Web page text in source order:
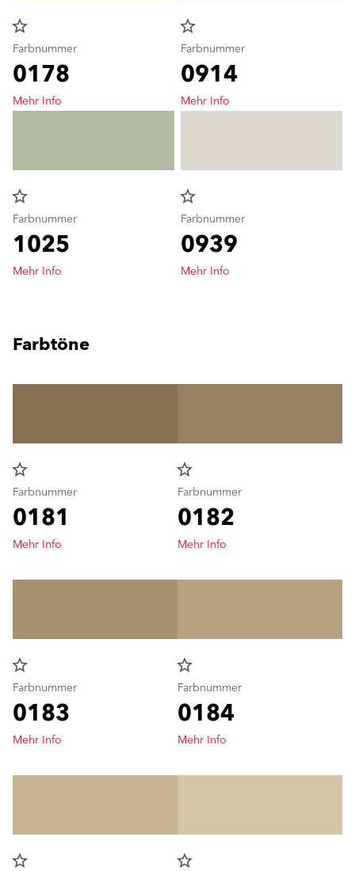
star_border
Farbnummer
0178
Mehr Info
star_border
Farbnummer
1025
Mehr Info
star_border
Farbnummer
0914
Mehr Info
star_border
Farbnummer
0939
Mehr Info
Farbtöne
star_border
Farbnummer
0181
Mehr Info
star_border
Farbnummer
0182
Mehr Info
star_border
Farbnummer
0183
Mehr Info
star_border
Farbnummer
0184
Mehr Info
star_border
star_border